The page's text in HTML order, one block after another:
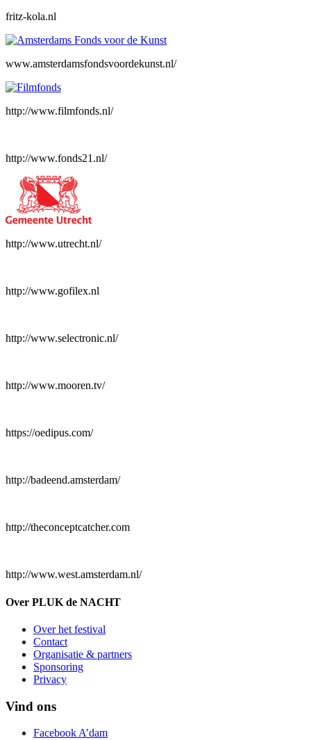
fritz-kola.nl
www.amsterdamsfondsvoordekunst.nl/
http://www.filmfonds.nl/
http://www.fonds21.nl/
http://www.utrecht.nl/
http://www.gofilex.nl
http://www.selectronic.nl/
http://www.mooren.tv/
https://oedipus.com/
http://badeend.amsterdam/
http://theconceptcatcher.com
http://www.west.amsterdam.nl/
Over PLUK de NACHT
Over het festival
Contact
Organisatie & partners
Sponsoring
Privacy
Vind ons
Facebook A’dam